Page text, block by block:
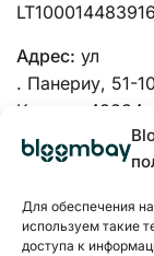
Для обеспечения
используем такие
доступа к
LT100014483916
Адрес: ул
. Панериу, 51-
Каунас, 48334